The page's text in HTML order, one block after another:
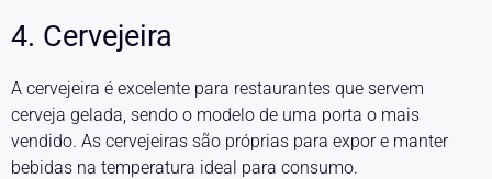
4. Cervejeira
A cervejeira é excelente para restaurantes que servem
cerveja gelada, sendo o modelo de uma porta o mais
vendido. As cervejeiras são próprias para expor e manter
bebidas na temperatura ideal para consumo.